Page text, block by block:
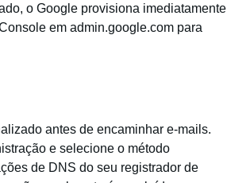
o Google provisiona imediatamente
em admin.google.com para
antes de encaminhar e-mails.
e selecione o método
de DNS do seu registrador de